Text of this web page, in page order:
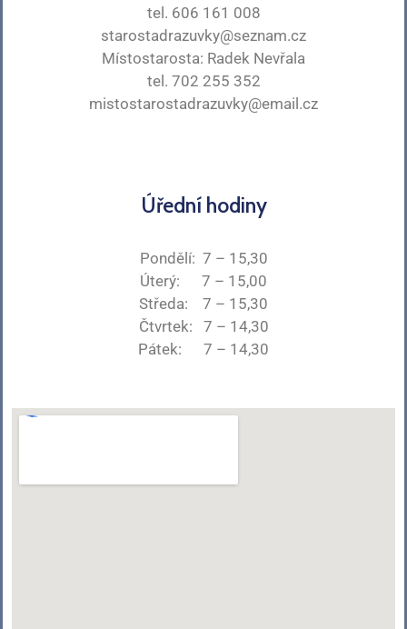
tel. 606 161 008
starostadrazuvky@seznam.cz
Místostarosta: Radek Nevřala
tel. 702 255 352
mistostarostadrazuvky@email.cz
Úřední hodiny
Pondělí: 7 – 15,30
Úterý: 7 – 15,00
Středa: 7 – 15,30
Čtvrtek: 7 – 14,30
Pátek: 7 – 14,30